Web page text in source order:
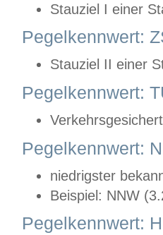
Stauziel I einer
Pegelkennwert:
Stauziel II einer
Pegelkennwert:
Pegelkennwert:
niedrigster
Beispiel: NNW
Pegelkennwert: